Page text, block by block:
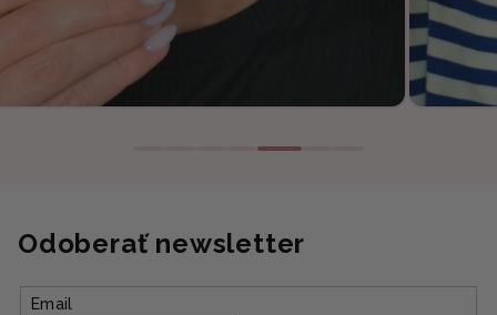
Odoberať newsletter
Email